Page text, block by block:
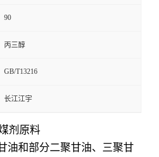
90
丙三醇
GB/T13216
长江江宇
剂原料
油和部分二聚甘油、三聚甘